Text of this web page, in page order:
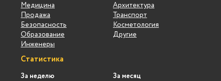
Медицина
Продажа
Безопасность
Образование
Инженеры
Архитектура
Транспорт
Косметология
Другие
Статистика
За неделю
За месяц